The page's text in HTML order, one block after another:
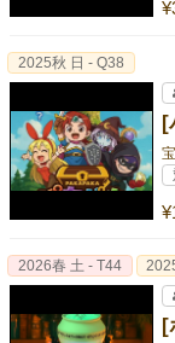
[
2025秋 日 - Q38
[
2026春 土 - T44